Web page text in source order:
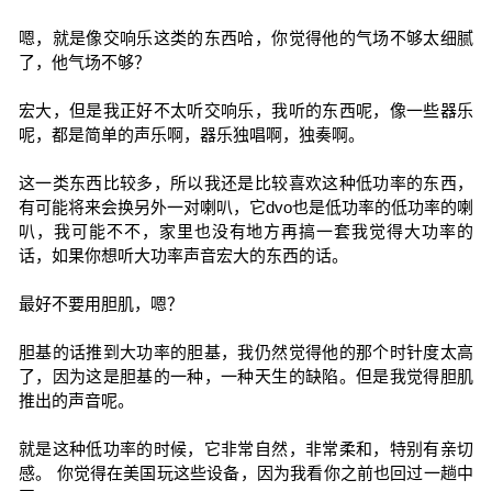
嗯，就是像交响乐这类的东西哈，你觉得他的气场不够太细腻
了，他气场不够？
宏大，但是我正好不太听交响乐，我听的东西呢，像一些器乐
呢，都是简单的声乐啊，器乐独唱啊，独奏啊。
这一类东西比较多，所以我还是比较喜欢这种低功率的东西，
有可能将来会换另外一对喇叭，它dvo也是低功率的低功率的喇
叭，我可能不不，家里也没有地方再搞一套我觉得大功率的
话，如果你想听大功率声音宏大的东西的话。
最好不要用胆肌，嗯？
胆基的话推到大功率的胆基，我仍然觉得他的那个时针度太高
了，因为这是胆基的一种，一种天生的缺陷。但是我觉得胆肌
推出的声音呢。
就是这种低功率的时候，它非常自然，非常柔和，特别有亲切
感。 你觉得在美国玩这些设备，因为我看你之前也回过一趟中